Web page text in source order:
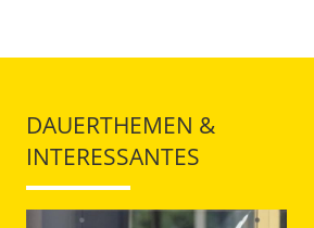
DAUERTHEMEN &
INTERESSANTES